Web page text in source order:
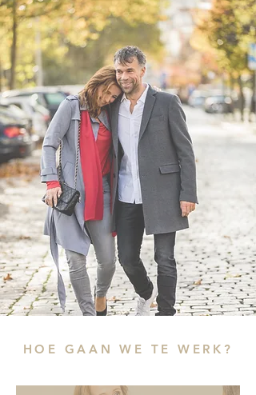
HOE GAAN WE TE WERK?